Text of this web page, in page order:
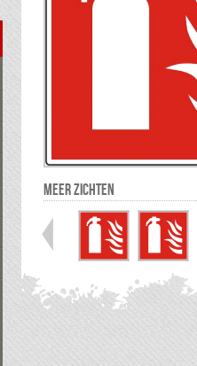
MEER ZICHTEN